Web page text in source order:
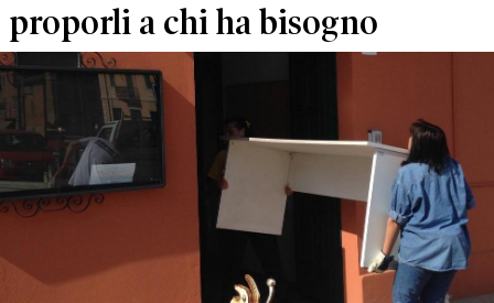
proporli a chi ha bisogno